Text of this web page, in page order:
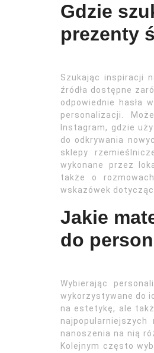
Gdzie
prezenty
Szukając inspiracji
źródła dostępne
odpowiednie hasła
personalizacji.
Instagram, gdzie
do odkrywania
sklepy
wykonane przez
także o
wskazówek
Jakie
do
Wybierając
wykorzystywane do
na estetykę, ale
nanoszenia na nią
Kolejnym często